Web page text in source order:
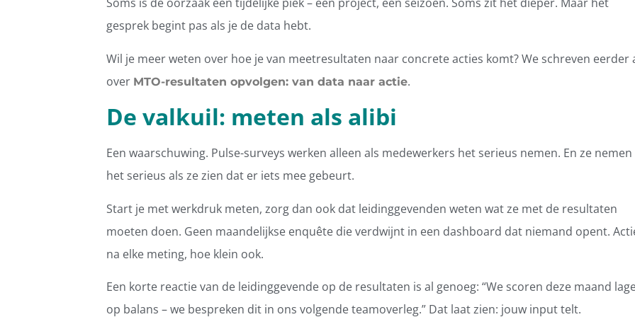
Soms is de oorzaak een tijdelijke piek – een project, een seizoen. Soms zit het dieper. Maar het
gesprek begint pas als je de data hebt.
Wil je meer weten over hoe je van meetresultaten naar concrete acties komt? We schreven eerder
over MTO-resultaten opvolgen: van data naar actie.
De valkuil: meten als alibi
Een waarschuwing. Pulse-surveys werken alleen als medewerkers het serieus nemen. En ze nemen
het serieus als ze zien dat er iets mee gebeurt.
Start je met werkdruk meten, zorg dan ook dat leidinggevenden weten wat ze met de resultaten
moeten doen. Geen maandelijkse enquête die verdwijnt in een dashboard dat niemand opent.
na elke meting, hoe klein ook.
Een korte reactie van de leidinggevende op de resultaten is al genoeg: “We scoren deze maand
op balans – we bespreken dit in ons volgende teamoverleg.” Dat laat zien: jouw input telt.